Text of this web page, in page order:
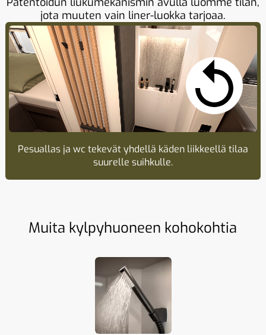
jota muuten vain liner-luokka tarjoaa.
Pesuallas ja wc tekevät yhdellä käden liikkeellä tilaa
suurelle suihkulle.
Muita kylpyhuoneen kohokohtia